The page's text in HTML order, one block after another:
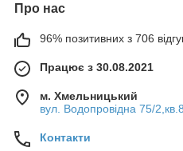
Про нас
96% позитивних з 706
Працює з 30.08.2021
м. Хмельницький
вул. Водопровідна 75/
Контакти